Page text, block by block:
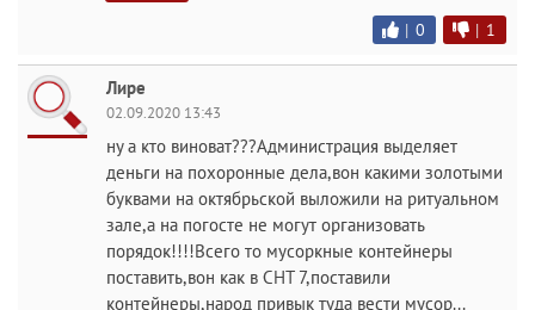
| 0 | 1
Лире
02.09.2020 13:43
ну а кто виноват???Администрация выделяет
деньги на похоронные дела,вон какими золотыми
буквами на октябрьской выложили на ритуальном
зале,а на погосте не могут организовать
порядок!!!!Всего то мусоркные контейнеры
поставить,вон как в СНТ 7,поставили
контейнеры,народ привык туда вести мусор...